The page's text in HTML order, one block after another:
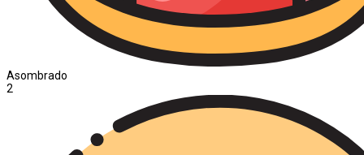
Asombrado
2